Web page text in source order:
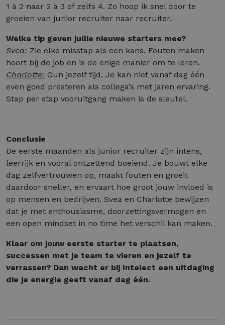
1 à 2 naar 2 à 3 of zelfs 4. Zo hoop ik snel door te
groeien van junior recruiter naar recruiter.
Welke tip geven jullie nieuwe starters mee?
Svea: Zie elke misstap als een kans. Fouten maken
hoort bij de job en is de enige manier om te leren.
Charlotte: Gun jezelf tijd. Je kan niet vanaf dag één
even goed presteren als collega’s met jaren ervaring.
Stap per stap vooruitgang maken is de sleutel.
Conclusie
De eerste maanden als junior recruiter zijn intens,
leerrijk en vooral ontzettend boeiend. Je bouwt elke
dag zelfvertrouwen op, maakt fouten en groeit
daardoor sneller, en ervaart hoe groot jouw invloed is
op mensen en bedrijven. Svea en Charlotte bewijzen
dat je met enthousiasme, doorzettingsvermogen en
een open mindset in no time het verschil kan maken.
Klaar om jouw eerste starter te plaatsen,
successen met je team te vieren en jezelf te
verrassen? Dan wacht er bij Intelect een uitdaging
die je energie geeft vanaf dag één.